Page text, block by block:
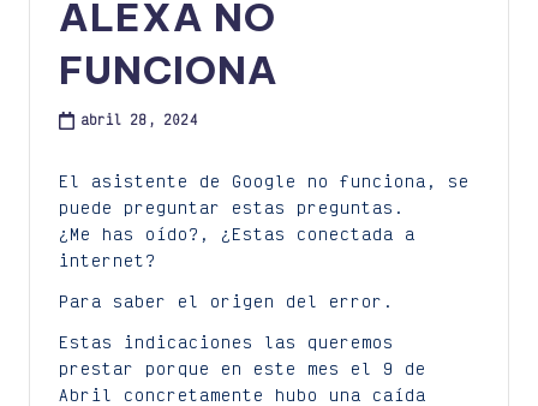
ALEXA NO
FUNCIONA
abril 28, 2024
El asistente de Google no funciona, se
puede preguntar estas preguntas.
¿Me has oído?, ¿Estas conectada a
internet?
Para saber el origen del error.
Estas indicaciones las queremos
prestar porque en este mes el 9 de
Abril concretamente hubo una caída